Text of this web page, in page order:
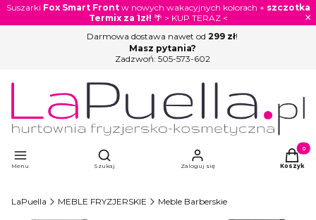
Suszarki Fox Smart Frontw nowych wakacyjnych kolorach + szczotka
Termix za 1zł! 🌴 > KUP TERAZ < ×
Darmowa dostawa nawet od 299 zł!
Masz pytania?
Zadzwoń: 505-573-602
Menu
Otwórz wyszukiwarkę
Szukaj Zaloguj się Koszyk
LaPuella MEBLE FRYZJERSKIE Meble Barberskie